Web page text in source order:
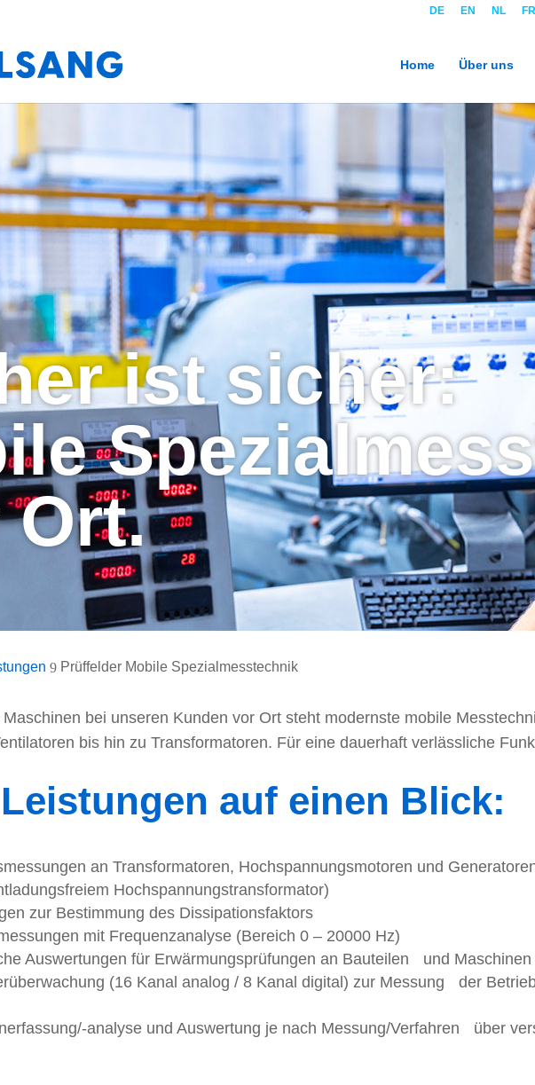
DE EN NL FR
Home Über uns
ist sicher:
Ort.
9 Prüffelder Mobile Spezialmesstechnik
bei unseren Kunden vor Ort steht modernste mobile
bis hin zu Transformatoren. Für eine dauerhaft verlässliche
auf einen Blick:
an Transformatoren, Hochspannungsmotoren und
Hochspannungstransformator)
zur Bestimmung des Dissipationsfaktors
mit Frequenzanalyse (Bereich 0 – 20000 Hz)
Auswertungen für Erwärmungsprüfungen an Bauteilen und Maschinen
(16 Kanal analog / 8 Kanal digital) zur Messung der
analyse und Auswertung je nach Messung/Verfahren über